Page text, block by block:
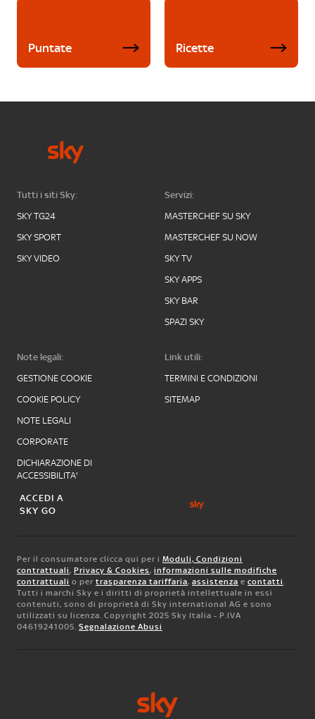
Puntate Ricette
Tutti i siti Sky:
SKY TG24
SKY SPORT
SKY VIDEO
Servizi:
MASTERCHEF SU SKY
MASTERCHEF SU NOW
SKY TV
SKY APPS
SKY BAR
SPAZI SKY
Note legali:
GESTIONE COOKIE
COOKIE POLICY
NOTE LEGALI
CORPORATE
DICHIARAZIONE DI
ACCESSIBILITA'
Link utili:
TERMINI E CONDIZIONI
SITEMAP
ACCEDI A
SKY GO
Per il consumatore clicca qui per i Moduli, Condizioni
contrattuali, Privacy & Cookies, informazioni sulle modifiche
contrattuali o per trasparenza tariffaria, assistenza e contatti.
Tutti i marchi Sky e i diritti di proprietà intellettuale in essi
contenuti, sono di proprietà di Sky international AG e sono
utilizzati su licenza. Copyright 2025 Sky Italia - P.IVA
04619241005. Segnalazione Abusi